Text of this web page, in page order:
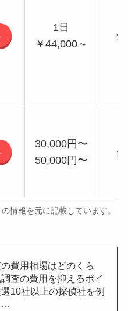
1日
￥44,000～
30,000円〜
50,000円〜
情報を元に記載しています。
費用相場はどのくら
査の費用を抑えるポイ
10社以上の探偵社を例
…